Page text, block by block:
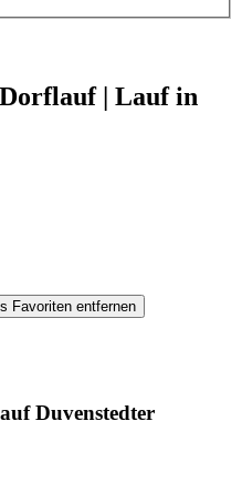
| Lauf in
Favoriten entfernen
Duvenstedter